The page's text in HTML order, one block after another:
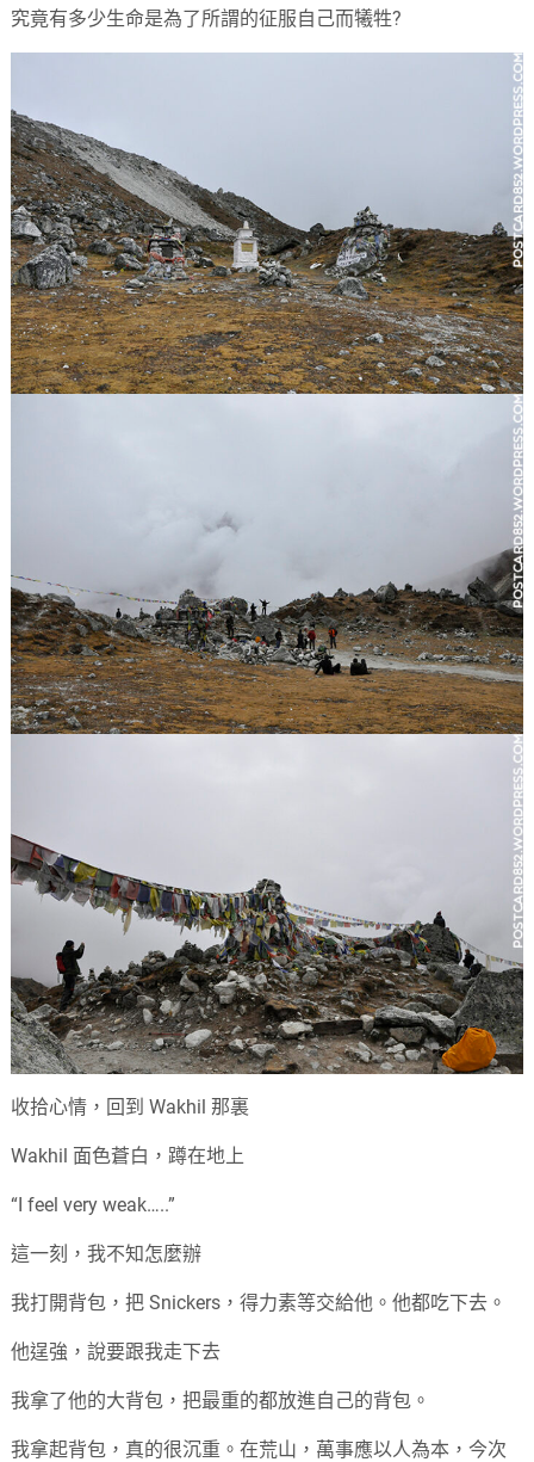
究竟有多少生命是為了所謂的征服自己而犧牲?
收拾心情，回到 Wakhil 那裏
Wakhil 面色蒼白，蹲在地上
“I feel very weak…..”
這一刻，我不知怎麼辦
我打開背包，把 Snickers，得力素等交給他。他都吃下去。
他逞強，說要跟我走下去
我拿了他的大背包，把最重的都放進自己的背包。
我拿起背包，真的很沉重。在荒山，萬事應以人為本，今次